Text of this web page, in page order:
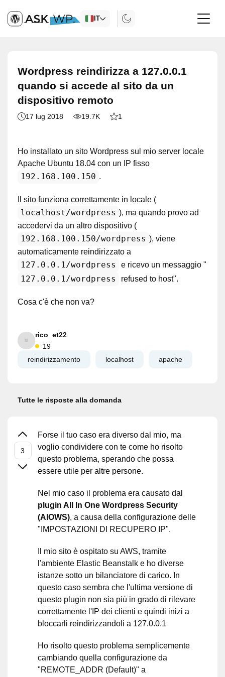
IT
Wordpress reindirizza a 127.0.0.1
quando si accede al sito da un
dispositivo remoto
17 lug 2018 19.7K 1
Ho installato un sito Wordpress sul mio server locale
Apache Ubuntu 18.04 con un IP fisso
192.168.100.150 .
Il sito funziona correttamente in locale (
localhost/wordpress ), ma quando provo ad
accedervi da un altro dispositivo (
192.168.100.150/wordpress ), viene
automaticamente reindirizzato a
127.0.0.1/wordpress e ricevo un messaggio "
127.0.0.1/wordpress refused to host".
Cosa c'è che non va?
rico_et22
19
reindirizzamento
localhost apache
Tutte le risposte alla domanda
Forse il tuo caso era diverso dal mio, ma
voglio condividere con te come ho risolto
questo problema, sperando che possa
essere utile per altre persone.
Nel mio caso il problema era causato dal
plugin All In One Wordpress Security
(AIOWS), a causa della configurazione delle
"IMPOSTAZIONI DI RECUPERO IP".
Il mio sito è ospitato su AWS, tramite
l'ambiente Elastic Beanstalk e ho diverse
istanze sotto un bilanciatore di carico. In
questo caso sembra che l'ultima versione di
questo plugin non sia più in grado di rilevare
correttamente l'IP dei clienti e quindi inizi a
bloccarli reindirizzandoli a 127.0.0.1
Ho risolto questo problema semplicemente
cambiando quella configurazione da
"REMOTE_ADDR (Default)" a